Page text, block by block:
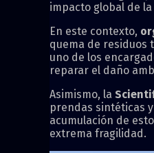
impacto global de
En este contexto,
quema de residuos
uno de los
reparar el daño
Asimismo, la
prendas sintéticas
acumulación de
extrema fragilidad.